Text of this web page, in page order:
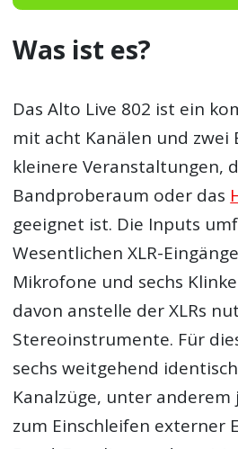
Was ist es?
Das Alto Live 802 ist ein
mit acht Kanälen und zwei
kleinere Veranstaltungen,
Bandproberaum oder das
geeignet ist. Die Inputs
Wesentlichen XLR-
Mikrofone und sechs
davon anstelle der XLRs
Stereoinstrumente. Für
sechs weitgehend
Kanalzüge, unter
zum Einschleifen externer